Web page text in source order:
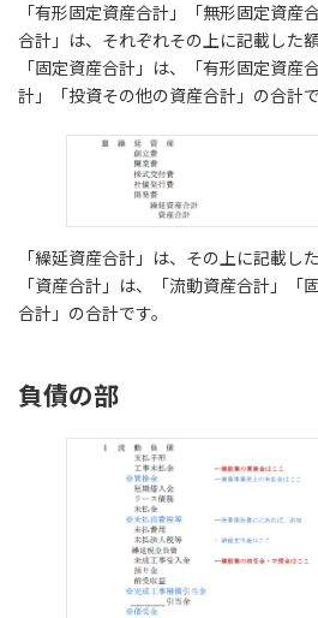
「有形固定資産合計」「無形固定資産
合計」は、それぞれその上に記載した額
「固定資産合計」は、「有形固定資産
計」「投資その他の資産合計」の合計で
「繰延資産合計」は、その上に記載し
「資産合計」は、「流動資産合計」「
合計」の合計です。
負債の部